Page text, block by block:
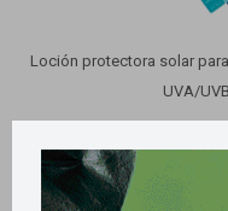
Loción protectora solar
UVA/